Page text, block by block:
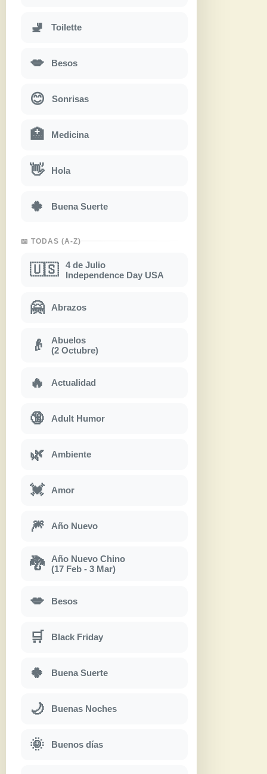
🚽 Toilette
💋 Besos
😊 Sonrisas
🏥 Medicina
👋 Hola
🍀 Buena Suerte
📖 TODAS (A-Z)
🇺🇸
4 de Julio
Independence Day USA
🤗 Abrazos
👴
Abuelos
(2 Octubre)
🔥 Actualidad
🔞 Adult Humor
🌿 Ambiente
💓 Amor
🎆 Año Nuevo
🐉
Año Nuevo Chino
(17 Feb - 3 Mar)
💋 Besos
🛒 Black Friday
🍀 Buena Suerte
🌙 Buenas Noches
🌞 Buenos días